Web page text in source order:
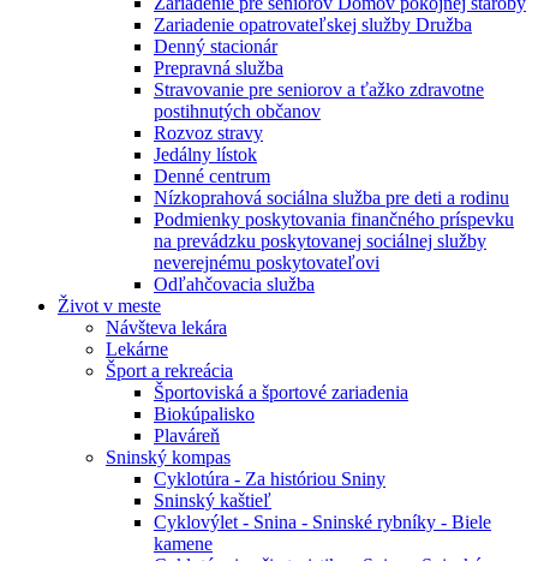
Zariadenie opatrovateľskej služby Družba
Denný stacionár
Prepravná služba
Stravovanie pre seniorov a ťažko zdravotne
postihnutých občanov
Rozvoz stravy
Jedálny lístok
Denné centrum
Nízkoprahová sociálna služba pre deti a rodinu
Podmienky poskytovania finančného príspevku
na prevádzku poskytovanej sociálnej služby
neverejnému poskytovateľovi
Odľahčovacia služba
Život v meste
Návšteva lekára
Lekárne
Šport a rekreácia
Športoviská a športové zariadenia
Biokúpalisko
Plaváreň
Sninský kompas
Cyklotúra - Za históriou Sniny
Sninský kaštieľ
Cyklovýlet - Snina - Sninské rybníky - Biele
kamene